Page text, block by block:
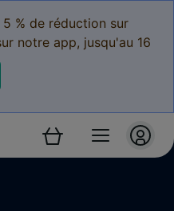
% de réduction sur
notre app, jusqu'au 16